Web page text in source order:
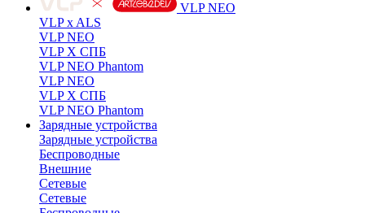
VLP NEO
VLP x ALS
VLP NEO
VLP X СПБ
VLP NEO Phantom
VLP NEO
VLP X СПБ
VLP NEO Phantom
Зарядные устройства
Зарядные устройства
Беспроводные
Внешние
Сетевые
Сетевые